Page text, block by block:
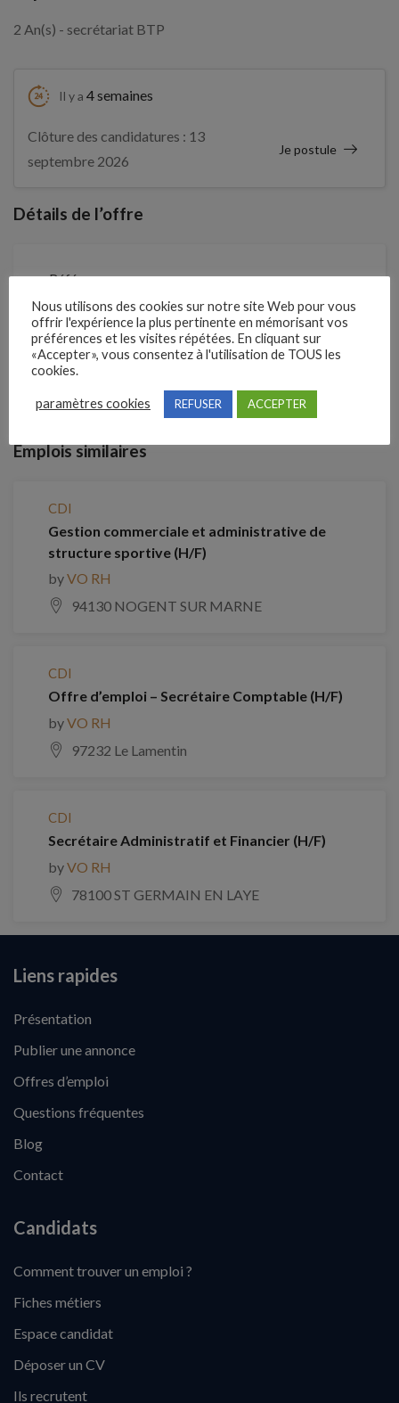
2 An(s) - secrétariat BTP
Il y a 4 semaines
Clôture des candidatures : 13
septembre 2026
Je postule
Détails de l’offre
Référence
210XCBQ
Clôture des candidatures : 13 septembre 2026
Je postule
Emplois similaires
CDI
Gestion commerciale et administrative de
structure sportive (H/F)
byVO RH
94130 NOGENT SUR MARNE
CDI
Offre d’emploi – Secrétaire Comptable (H/F)
byVO RH
97232 Le Lamentin
CDI
Secrétaire Administratif et Financier (H/F)
byVO RH
78100 ST GERMAIN EN LAYE
Liens rapides
Présentation
Publier une annonce
Offres d’emploi
Questions fréquentes
Blog
Contact
Candidats
Comment trouver un emploi ?
Fiches métiers
Espace candidat
Déposer un CV
Ils recrutent
Nous utilisons des cookies sur notre site Web pour vous
offrir l'expérience la plus pertinente en mémorisant vos
préférences et les visites répétées. En cliquant sur
«Accepter», vous consentez à l'utilisation de TOUS les
cookies.
paramètres cookies REFUSER ACCEPTER